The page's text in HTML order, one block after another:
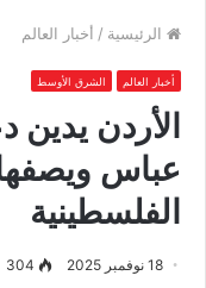
الرئيسية / أخبار العالم
أخبار العالم الشرق الأوسط
الأردن يدين
عباس ويصفها
الفلسطينية
18 نوفمبر 2025 304